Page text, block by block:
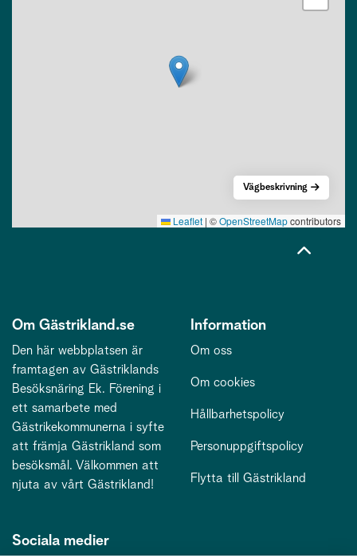
Leaflet | ©OpenStreetMapcontributors
Vägbeskrivning
Om Gästrikland.se
Den här webbplatsen är
framtagen av Gästriklands
Besöksnäring Ek. Förening i
ett samarbete med
Gästrikekommunerna i syfte
att främja Gästrikland som
besöksmål. Välkommen att
njuta av vårt Gästrikland!
Information
Om oss
Om cookies
Hållbarhetspolicy
Personuppgiftspolicy
Flytta till Gästrikland
Sociala medier